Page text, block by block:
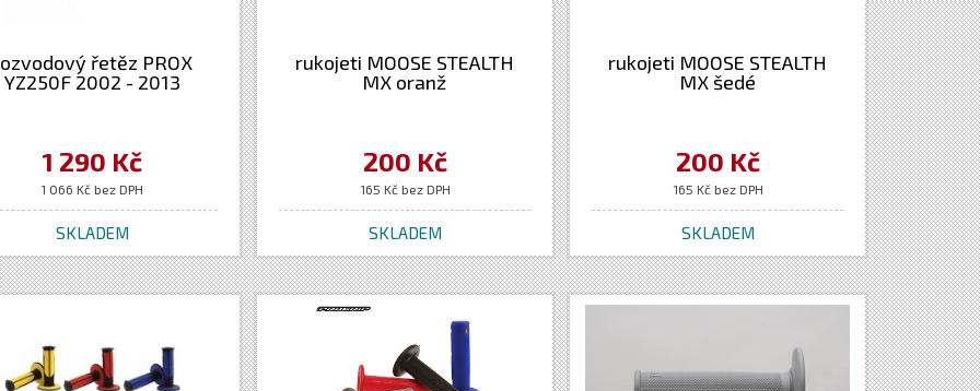
řetěz PROX
YZ250F 2002 - 2013
1 290 Kč
1 066 Kč bez DPH
SKLADEM
rukojeti MOOSE STEALTH
MX oranž
200 Kč
165 Kč bez DPH
SKLADEM
rukojeti MOOSE STEALTH
MX šedé
200 Kč
165 Kč bez DPH
SKLADEM